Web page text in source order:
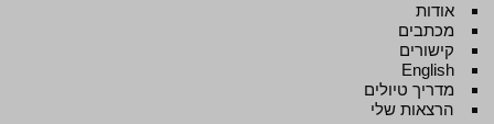
אודות
מכתבים
קישורים
English
מדריך טיולים
הרצאות שלי